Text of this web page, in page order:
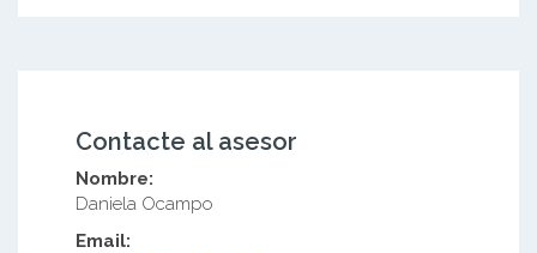
Contacte al asesor
Nombre:
Daniela Ocampo
Email: